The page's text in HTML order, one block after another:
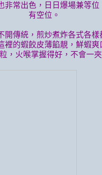
非常出色，日日爆場兼等位
有空位。
開傳統，煎炒煮炸各式各樣
裡的蝦餃皮薄餡靚，鮮蝦爽
，火喉掌握得好，不會一夾